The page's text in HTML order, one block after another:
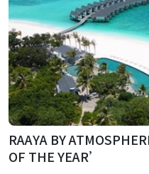
RAAYA BY
OF THE YEAR’